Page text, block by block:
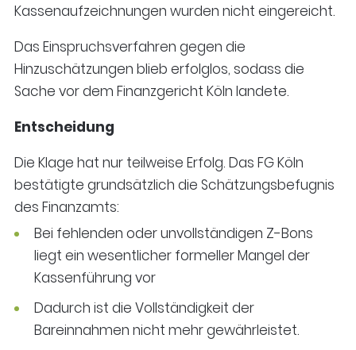
Kassenaufzeichnungen wurden nicht eingereicht.
Das Einspruchsverfahren gegen die
Hinzuschätzungen blieb erfolglos, sodass die
Sache vor dem Finanzgericht Köln landete.
Entscheidung
Die Klage hat nur teilweise Erfolg. Das FG Köln
bestätigte grundsätzlich die Schätzungsbefugnis
des Finanzamts:
Bei fehlenden oder unvollständigen Z-Bons
liegt ein wesentlicher formeller Mangel der
Kassenführung vor
Dadurch ist die Vollständigkeit der
Bareinnahmen nicht mehr gewährleistet.